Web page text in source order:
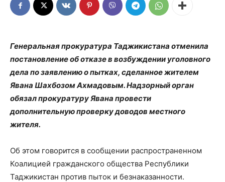
Генеральная прокуратура Таджикистана отменила
постановление об отказе в возбуждении уголовного
дела по заявлению о пытках, сделанное жителем
Явана Шахбозом Ахмадовым. Надзорный орган
обязал прокуратуру Явана провести
дополнительную проверку доводов местного
жителя.
Об этом говорится в сообщении распространенном
Коалицией гражданского общества Республики
Таджикистан против пыток и безнаказанности.